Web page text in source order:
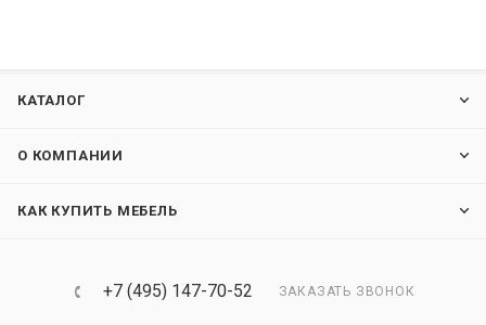
КАТАЛОГ
О КОМПАНИИ
КАК КУПИТЬ МЕБЕЛЬ
+7 (495) 147-70-52 ЗАКАЗАТЬ ЗВОНОК